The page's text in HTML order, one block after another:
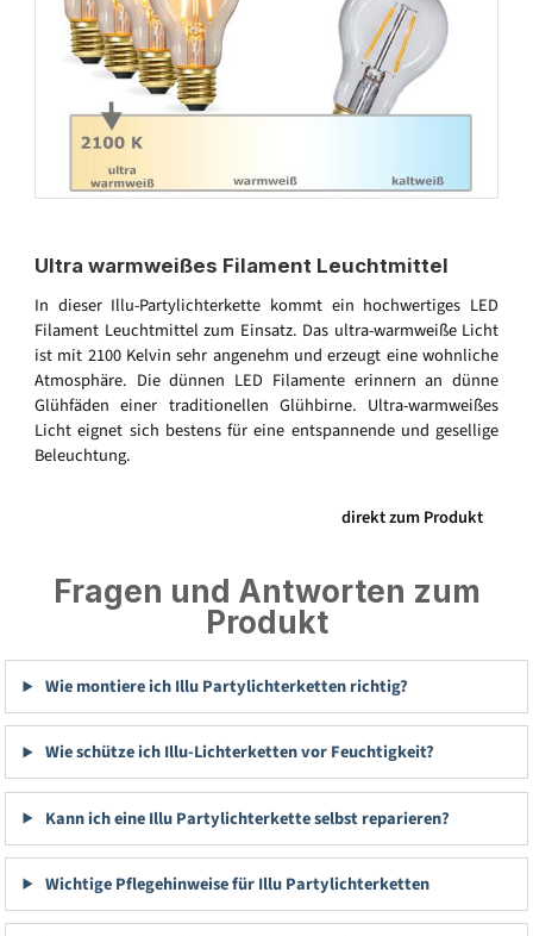
Ultra warmweißes Filament Leuchtmittel
In dieser Illu-Partylichterkette kommt ein hochwertiges LED
Filament Leuchtmittel zum Einsatz. Das ultra-warmweiße Licht
ist mit 2100 Kelvin sehr angenehm und erzeugt eine wohnliche
Atmosphäre. Die dünnen LED Filamente erinnern an dünne
Glühfäden einer traditionellen Glühbirne. Ultra-warmweißes
Licht eignet sich bestens für eine entspannende und gesellige
Beleuchtung.
direkt zum Produkt
Fragen und Antworten zum
Produkt
Wie montiere ich Illu Partylichterketten richtig?
Wie schütze ich Illu-Lichterketten vor Feuchtigkeit?
Kann ich eine Illu Partylichterkette selbst reparieren?
Wichtige Pflegehinweise für Illu Partylichterketten